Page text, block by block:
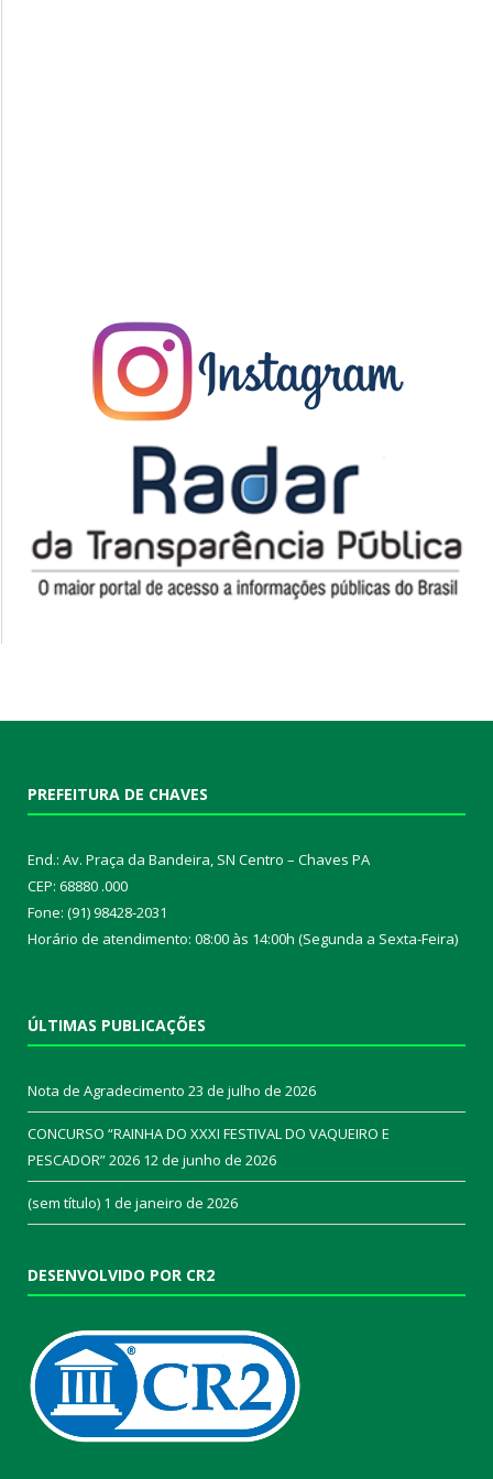
PREFEITURA DE CHAVES
End.: Av. Praça da Bandeira, SN Centro – Chaves PA
CEP: 68880 .000
Fone: (91) 98428-2031
Horário de atendimento: 08:00 às 14:00h (Segunda a Sexta-Feira)
ÚLTIMAS PUBLICAÇÕES
Nota de Agradecimento 23 de julho de 2026
CONCURSO “RAINHA DO XXXI FESTIVAL DO VAQUEIRO E
PESCADOR” 2026 12 de junho de 2026
(sem título) 1 de janeiro de 2026
DESENVOLVIDO POR CR2